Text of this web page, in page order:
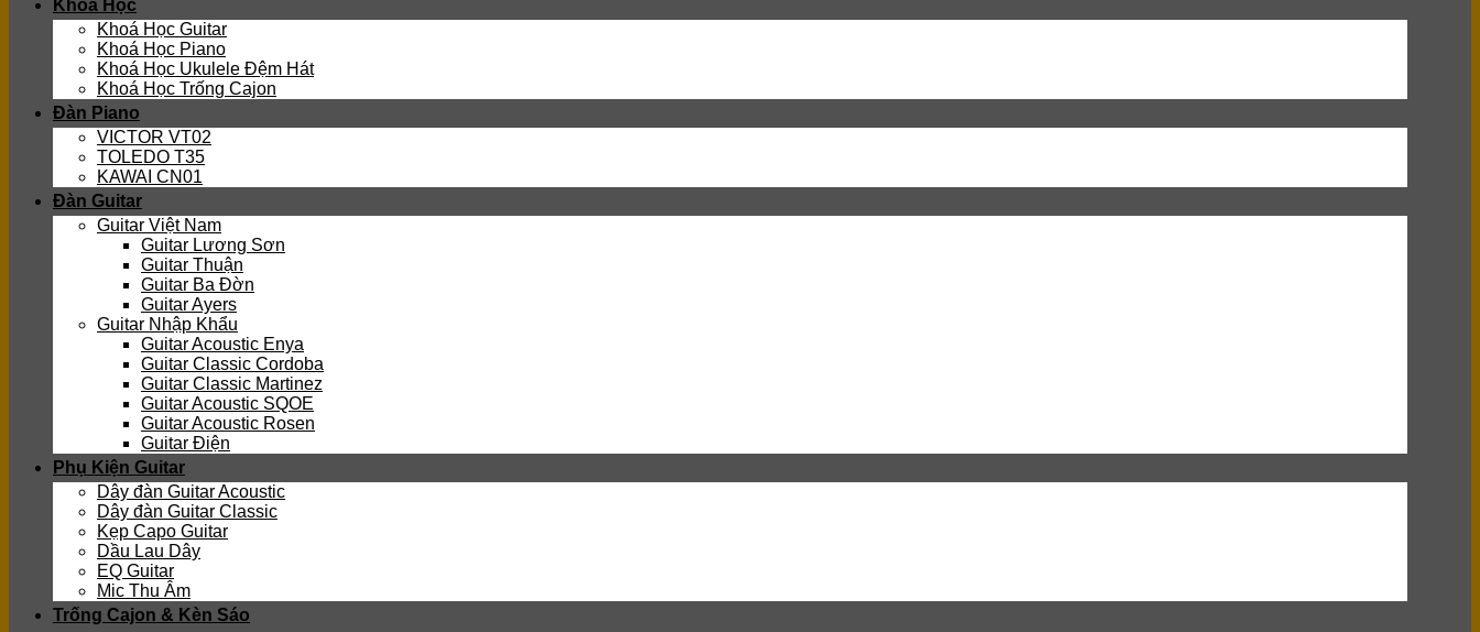
Khoá Học
Khoá Học Guitar
Khoá Học Piano
Khoá Học Ukulele Đệm Hát
Khoá Học Trống Cajon
Đàn Piano
VICTOR VT02
TOLEDO T35
KAWAI CN01
Đàn Guitar
Guitar Việt Nam
Guitar Lương Sơn
Guitar Thuận
Guitar Ba Đờn
Guitar Ayers
Guitar Nhập Khẩu
Guitar Acoustic Enya
Guitar Classic Cordoba
Guitar Classic Martinez
Guitar Acoustic SQOE
Guitar Acoustic Rosen
Guitar Điện
Phụ Kiện Guitar
Dây đàn Guitar Acoustic
Dây đàn Guitar Classic
Kẹp Capo Guitar
Dầu Lau Dây
EQ Guitar
Mic Thu Âm
Trống Cajon & Kèn Sáo